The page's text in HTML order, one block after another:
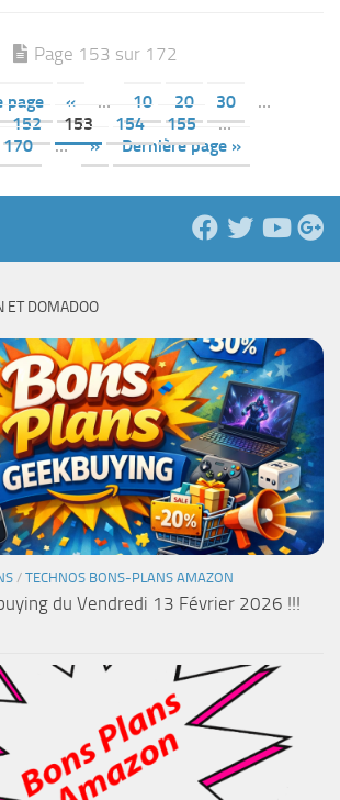
Page 153 sur 172
page « … 10 20 30
…
152 153 154 155
…
170 … » Dernière page »
ET DOMADOO
/ TECHNOS BONS-PLANS AMAZON
du Vendredi 13 Février 2026 !!!